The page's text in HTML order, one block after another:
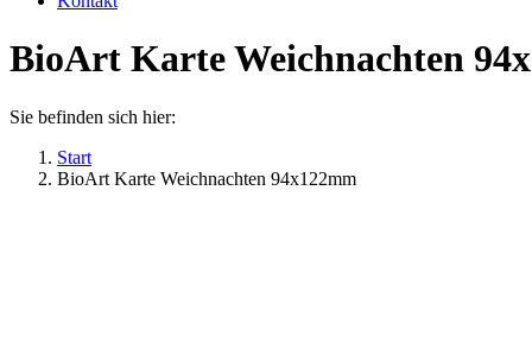
BioArt Karte Weichnachten
Sie befinden sich hier:
Start
BioArt Karte Weichnachten 94x122mm